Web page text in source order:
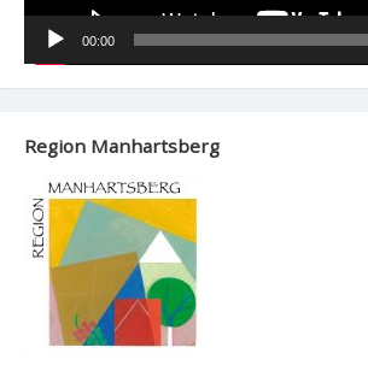
00:00
Region Manhartsberg